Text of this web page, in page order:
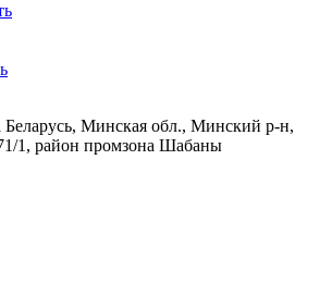
Беларусь, Минская обл., Минский р-н,
1, район промзона Шабаны